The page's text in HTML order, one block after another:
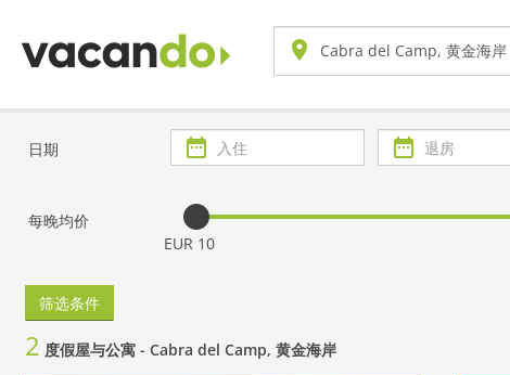
日期
住
房
每晚均价
EUR 10
筛选条件
2 度假屋与公寓 - Cabra del Camp, 黄金海岸